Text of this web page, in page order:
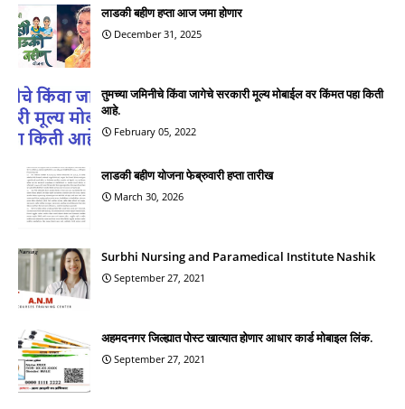
लाडकी बहीण हप्ता आज जमा होणार
December 31, 2025
तुमच्या जमिनीचे किंवा जागेचे सरकारी मूल्य मोबाईल वर किंमत पहा किती
आहे.
February 05, 2022
लाडकी बहीण योजना फेब्रुवारी हप्ता तारीख
March 30, 2026
Surbhi Nursing and Paramedical Institute Nashik
September 27, 2021
अहमदनगर जिल्ह्यात पोस्ट खात्यात होणार आधार कार्ड मोबाइल लिंक.
September 27, 2021